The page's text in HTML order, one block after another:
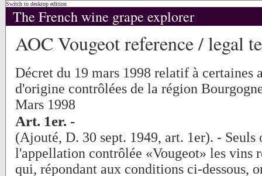
Switch to desktop edition
The French wine grape explorer
AOC Vougeot reference / legal
Décret du 19 mars 1998 relatif à certaines
d'origine contrôlées de la région
Mars 1998
Art. 1er. -
(Ajouté, D. 30 sept. 1949, art. 1er). - Seuls
l'appellation contrôlée «Vougeot» les vins
qui, répondant aux conditions ci-dessous,